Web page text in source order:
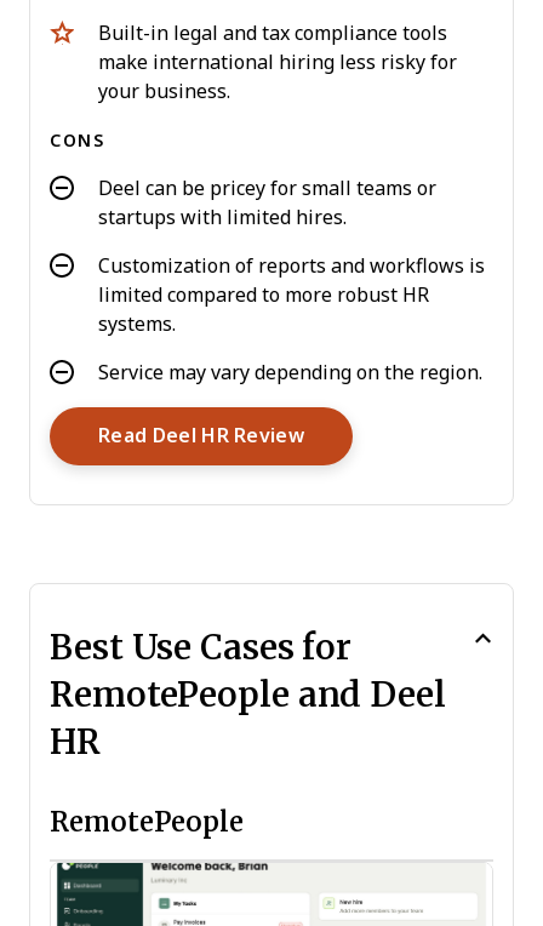
Built-in legal and tax compliance tools
make international hiring less risky for
your business.
CONS
Deel can be pricey for small teams or
startups with limited hires.
Customization of reports and workflows is
limited compared to more robust HR
systems.
Service may vary depending on the region.
Read Deel HR ReviewOpens New Window
Best Use Cases for
RemotePeople and Deel
HR
RemotePeople